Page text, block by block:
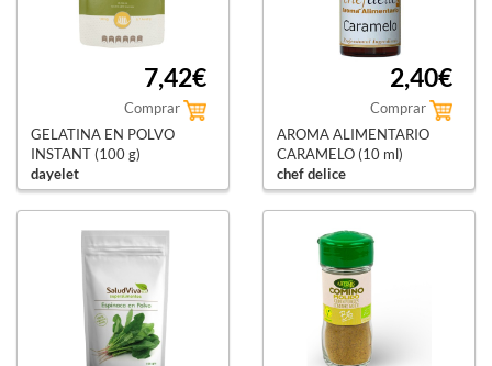
7,42€
Comprar
GELATINA EN POLVO
INSTANT (100 g)
dayelet
2,40€
Comprar
AROMA ALIMENTARIO
CARAMELO (10 ml)
chef delice